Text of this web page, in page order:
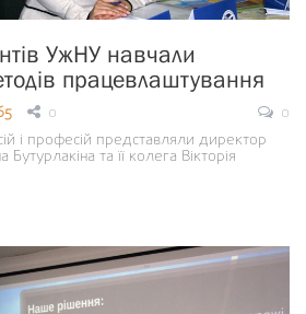
УжНУ навчали
працевлаштування
0
0
і професій представляли директор
та її колега Вікторія